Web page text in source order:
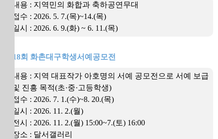
내용 : 지역민의 화합과 축하공연무대
접수 : 2026. 5. 7.(목)~14.(목)
일시 : 2026. 6. 9.(화) ~ 6. 11.(목)
제18회 화촌대구학생서예공모전
내용 : 지역 대표작가 아호명의 서예 공모전으로 서예 보급
및 진흥 목적(초·중·고등학생)
접수 : 2026. 7. 1.(수)~8. 20.(목)
일시 : 2026. 11. 2.(월)
전시 : 2026. 11. 2.(월) 15:00~7.(토) 16:00
장소 : 달서갤러리